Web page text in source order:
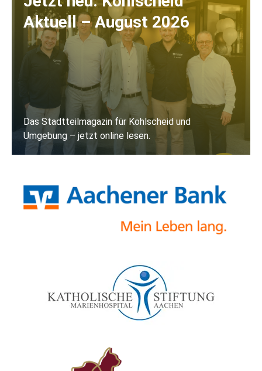
Aktuell – August 2026
Das Stadtteilmagazin für Kohlscheid und
Umgebung – jetzt online lesen.